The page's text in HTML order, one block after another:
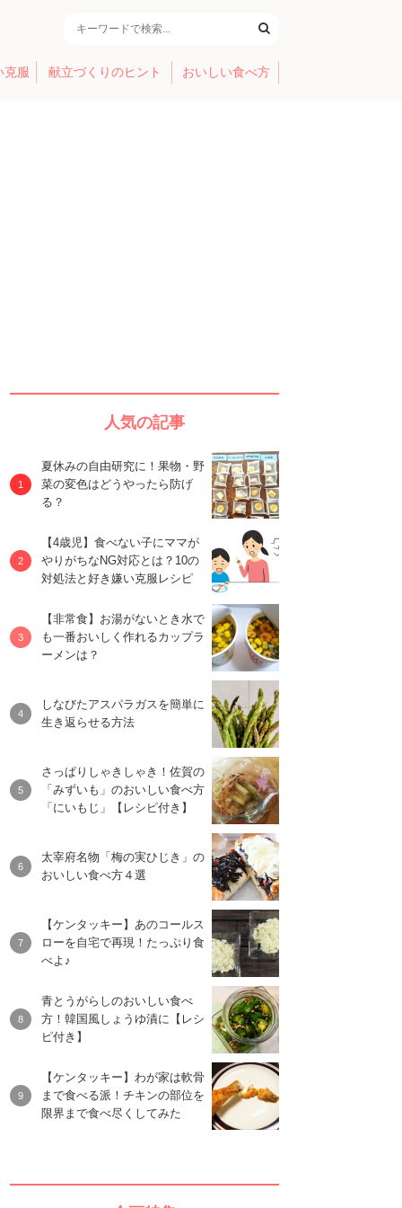
克服 献立づくりのヒント おいしい食べ方
人気の記事
夏休みの自由研究に！果物・野
菜の変色はどうやったら防げ
る？
【4歳児】食べない子にママが
やりがちなNG対応とは？10の
対処法と好き嫌い克服レシピ
【非常食】お湯がないとき水で
も一番おいしく作れるカップラ
ーメンは？
しなびたアスパラガスを簡単に
生き返らせる方法
さっぱりしゃきしゃき！佐賀の
「みずいも」のおいしい食べ方
「にいもじ」【レシピ付き】
太宰府名物「梅の実ひじき」の
おいしい食べ方４選
【ケンタッキー】あのコールス
ローを自宅で再現！たっぷり食
べよ♪
青とうがらしのおいしい食べ
方！韓国風しょうゆ漬に【レシ
ピ付き】
【ケンタッキー】わが家は軟骨
まで食べる派！チキンの部位を
限界まで食べ尽くしてみた